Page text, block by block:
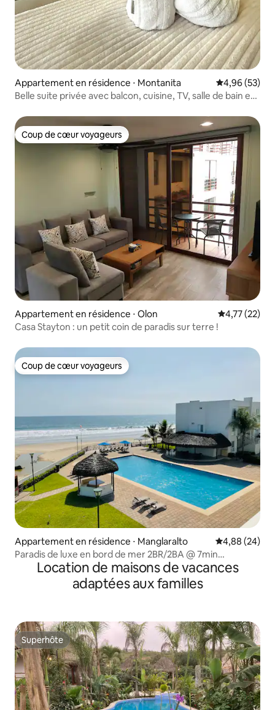
Appartement en résidence ⋅ Montanita Évaluation
4,96 (53)
Belle suite privée avec balcon, cuisine, TV, salle de bain et
Coup de cœur voyageurs
Coup de cœur voyageurs
Appartement en résidence ⋅ Olon Évaluation
4,77 (22)
Casa Stayton : un petit coin de paradis sur terre !
Coup de cœur voyageurs
Coup de cœur voyageurs
Appartement en résidence ⋅ Manglaralto Évaluation
4,88 (24)
Paradis de luxe en bord de mer 2BR/2BA @ 7min
Montañita
Location de maisons de vacances
adaptées aux familles
Superhôte
Superhôte